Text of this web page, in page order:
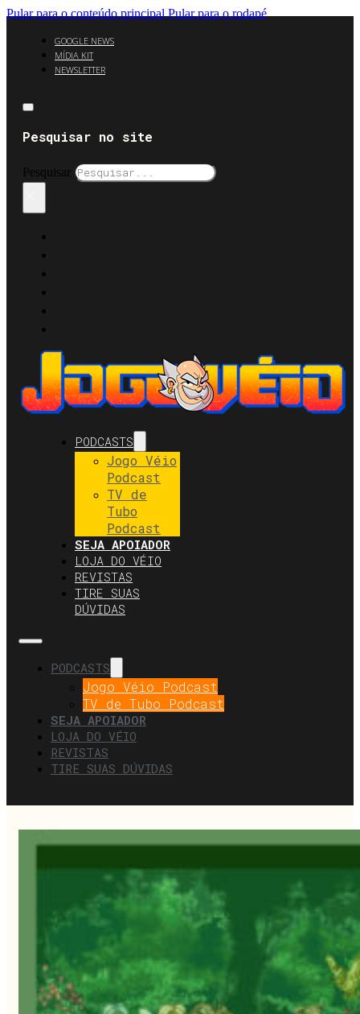
Pular para o conteúdo principal Pular para o rodapé
GOOGLE NEWS
MÍDIA KIT
NEWSLETTER
Pesquisar no site
Pesquisar
PODCASTS
Jogo Véio
Podcast
TV de
Tubo
Podcast
SEJA APOIADOR
LOJA DO VÉIO
REVISTAS
TIRE SUAS
DÚVIDAS
PODCASTS
Jogo Véio Podcast
TV de Tubo Podcast
SEJA APOIADOR
LOJA DO VÉIO
REVISTAS
TIRE SUAS DÚVIDAS